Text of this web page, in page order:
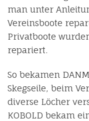
man unter
Vereinsboote
Privatboote
repariert.
So bekamen
Skegseile, beim
diverse Löcher
KOBOLD bekam